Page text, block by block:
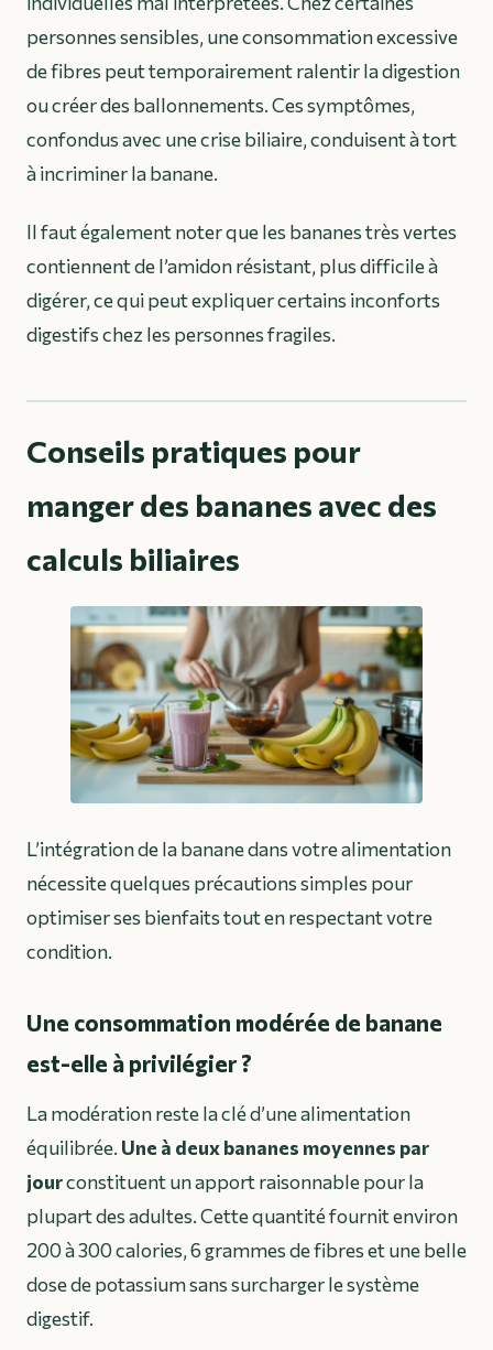
personnes sensibles, une consommation excessive
de fibres peut temporairement ralentir la digestion
ou créer des ballonnements. Ces symptômes,
confondus avec une crise biliaire, conduisent à tort
à incriminer la banane.
Il faut également noter que les bananes très vertes
contiennent de l’amidon résistant, plus difficile à
digérer, ce qui peut expliquer certains inconforts
digestifs chez les personnes fragiles.
Conseils pratiques pour
manger des bananes avec des
calculs biliaires
L’intégration de la banane dans votre alimentation
nécessite quelques précautions simples pour
optimiser ses bienfaits tout en respectant votre
condition.
Une consommation modérée de banane
est-elle à privilégier ?
La modération reste la clé d’une alimentation
équilibrée. Une à deux bananes moyennes par
jourconstituent un apport raisonnable pour la
plupart des adultes. Cette quantité fournit environ
200 à 300 calories, 6 grammes de fibres et une belle
dose de potassium sans surcharger le système
digestif.